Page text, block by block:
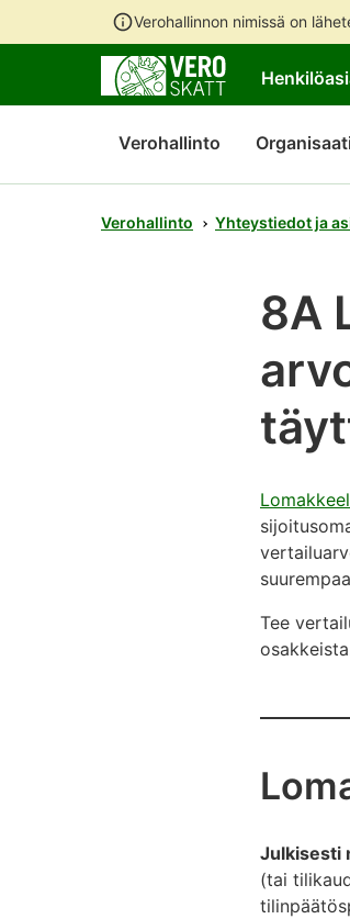
Verohallinnon nimissä on
Verohallinto
Verohallinto Yhteystiedot ja
8A
Tee
Julkisesti
(tai